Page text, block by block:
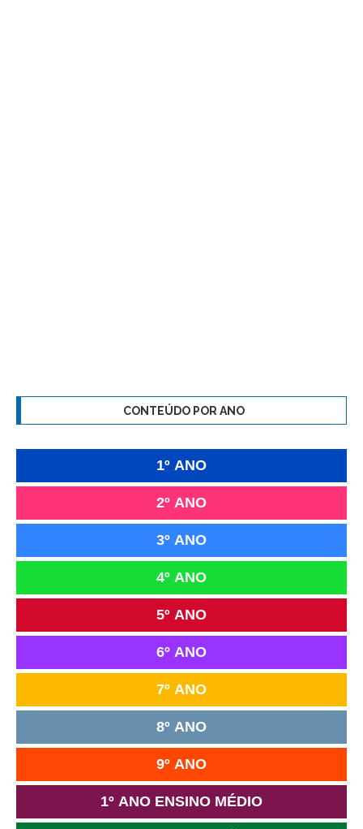
CONTEÚDO POR ANO
1º ANO
2º ANO
3º ANO
4º ANO
5º ANO
6º ANO
7º ANO
8º ANO
9º ANO
1º ANO ENSINO MÉDIO